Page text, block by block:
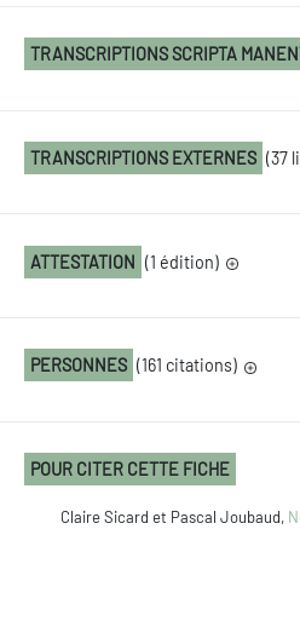
TRANSCRIPTIONS SCRIPTA
TRANSCRIPTIONS EXTERNES (37
ATTESTATION (1 édition)
PERSONNES (161 citations)
POUR CITER CETTE FICHE
Claire Sicard et Pascal Joubaud,